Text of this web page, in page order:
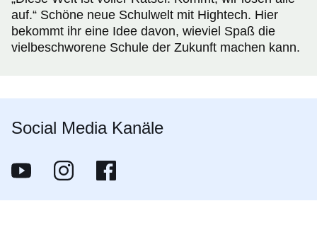
auf.“ Schöne neue Schulwelt mit Hightech. Hier
bekommt ihr eine Idee davon, wieviel Spaß die
vielbeschworene Schule der Zukunft machen kann.
Social Media Kanäle
Werde Lehrer in Hessen
Öffnet sich in einem neuen Fenster
@werdelehrerinhessen
Öffnet sich in einem neuen Fenster
Werde Lehrer in Hessen
Öffnet sich in einem neuen Fenster